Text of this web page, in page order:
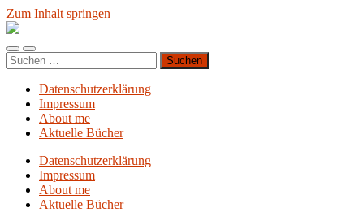
Zum Inhalt springen
Blog.Planet-
Mobile-
Menü
Suchfeld
ein-/ausblenden
Suchen
nach:
Datenschutzerklärung
Impressum
About me
Aktuelle Bücher
Datenschutzerklärung
Impressum
About me
Aktuelle Bücher